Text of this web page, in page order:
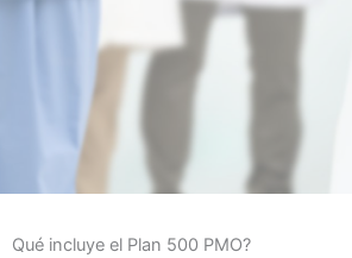
Qué incluye el Plan 500 PMO?